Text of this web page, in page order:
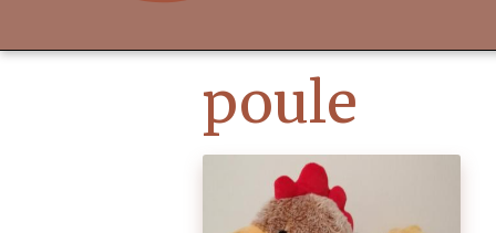
poule